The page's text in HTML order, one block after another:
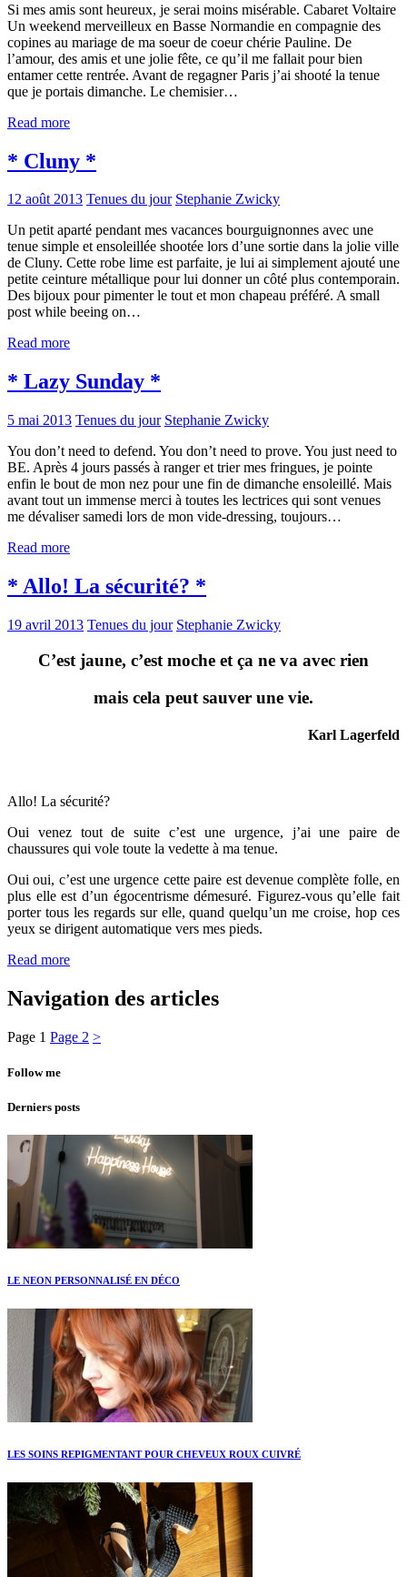
Si mes amis sont heureux, je serai moins misérable. Cabaret Voltaire
Un weekend merveilleux en Basse Normandie en compagnie des
copines au mariage de ma soeur de coeur chérie Pauline. De
l’amour, des amis et une jolie fête, ce qu’il me fallait pour bien
entamer cette rentrée. Avant de regagner Paris j’ai shooté la tenue
que je portais dimanche. Le chemisier…
Read more
* Cluny *
12 août 2013 Tenues du jour Stephanie Zwicky
Un petit aparté pendant mes vacances bourguignonnes avec une
tenue simple et ensoleillée shootée lors d’une sortie dans la jolie ville
de Cluny. Cette robe lime est parfaite, je lui ai simplement ajouté une
petite ceinture métallique pour lui donner un côté plus contemporain.
Des bijoux pour pimenter le tout et mon chapeau préféré. A small
post while beeing on…
Read more
* Lazy Sunday *
5 mai 2013 Tenues du jour Stephanie Zwicky
You don’t need to defend. You don’t need to prove. You just need to
BE. Après 4 jours passés à ranger et trier mes fringues, je pointe
enfin le bout de mon nez pour une fin de dimanche ensoleillé. Mais
avant tout un immense merci à toutes les lectrices qui sont venues
me dévaliser samedi lors de mon vide-dressing, toujours…
Read more
* Allo! La sécurité? *
19 avril 2013 Tenues du jour Stephanie Zwicky
C’est jaune, c’est moche et ça ne va avec rien
mais cela peut sauver une vie.
Karl Lagerfeld
Allo! La sécurité?
Oui venez tout de suite c’est une urgence, j’ai une paire de
chaussures qui vole toute la vedette à ma tenue.
Oui oui, c’est une urgence cette paire est devenue complète folle, en
plus elle est d’un égocentrisme démesuré. Figurez-vous qu’elle fait
porter tous les regards sur elle, quand quelqu’un me croise, hop ces
yeux se dirigent automatique vers mes pieds.
Read more
Navigation des articles
Page 1 Page 2 >
Follow me
Derniers posts
LE NEON PERSONNALISÉ EN DÉCO
LES SOINS REPIGMENTANT POUR CHEVEUX ROUX CUIVRÉ